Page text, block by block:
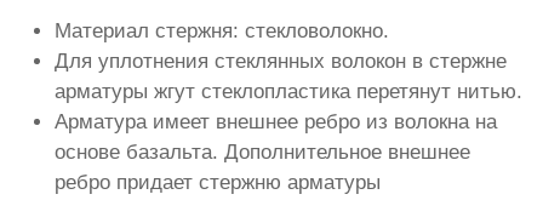
Материал стержня: стекловолокно.
Для уплотнения стеклянных волокон в стержне
арматуры жгут стеклопластика перетянут нитью.
Арматура имеет внешнее ребро из волокна на
основе базальта. Дополнительное внешнее
ребро придает стержню арматуры